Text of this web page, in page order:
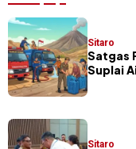
Sitaro
Satgas
Suplai
Sitaro